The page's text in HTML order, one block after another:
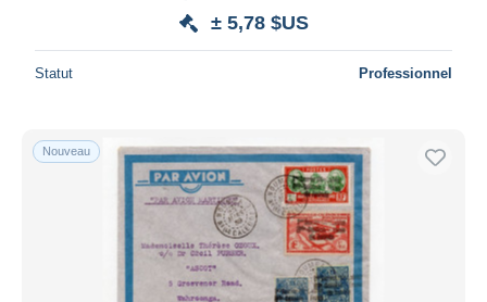
± 5,78 $US
Statut Professionnel
Nouveau